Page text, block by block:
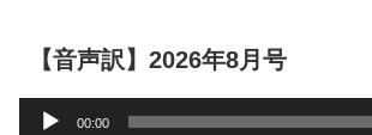
【音声訳】2026年8月号
00:00